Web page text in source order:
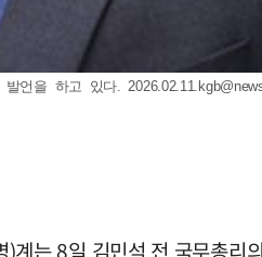
발언을 하고 있다.
는 8일 김민석 전 국무총리